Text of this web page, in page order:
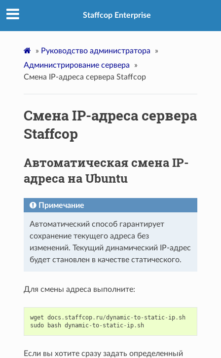
Staffcop Enterprise
» Руководство администратора
»
Администрирование сервера
»
Смена IP-адреса сервера Staffcop
Смена IP-адреса сервера
Staffcop
Автоматическая смена IP-
адреса на Ubuntu
Примечание
Автоматический способ гарантирует
сохранение текущего адреса без
изменений. Текущий динамический IP-адрес
будет становлен в качестве статического.
Для смены адреса выполните:
wget docs . staffcop . ru/dynamic-to- static- ip . sh
sudo
bash dynamic-to- static- ip . sh
Если вы хотите сразу задать определенный